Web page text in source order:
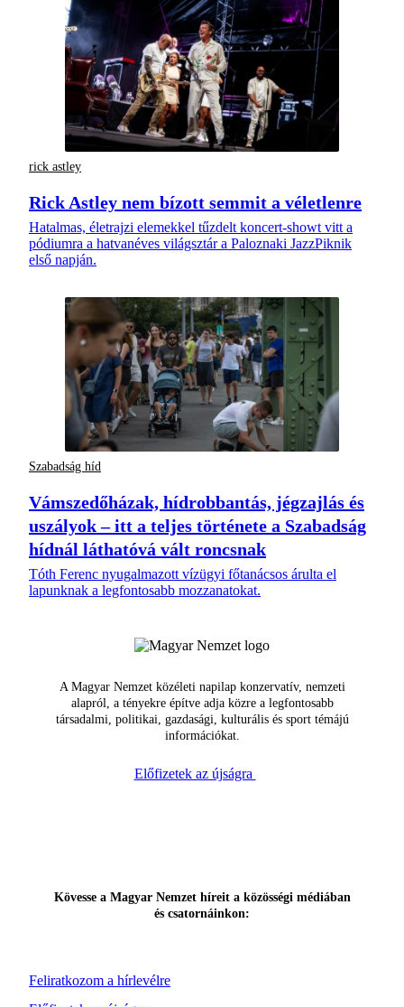
rick astley
Rick Astley nem bízott semmit a véletlenre
Hatalmas, életrajzi elemekkel tűzdelt koncert-showt vitt a
pódiumra a hatvanéves világsztár a Paloznaki JazzPiknik
első napján.
Szabadság híd
Vámszedőházak, hídrobbantás, jégzajlás és
uszályok – itt a teljes története a Szabadság
hídnál láthatóvá vált roncsnak
Tóth Ferenc nyugalmazott vízügyi főtanácsos árulta el
lapunknak a legfontosabb mozzanatokat.
A Magyar Nemzet közéleti napilap konzervatív, nemzeti
alapról, a tényekre építve adja közre a legfontosabb
társadalmi, politikai, gazdasági, kulturális és sport témájú
információkat.
Előfizetek az újságra
Feliratkozom a hírlevélre
Kövesse a Magyar Nemzet híreit a közösségi médiában
és csatornáinkon: